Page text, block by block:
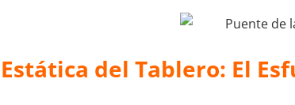
Estática del Tablero: El